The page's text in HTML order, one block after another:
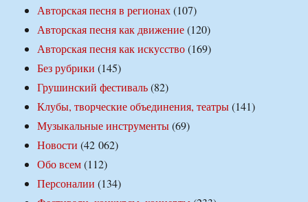
Авторская песня в регионах(107)
Авторская песня как движение(120)
Авторская песня как искусство(169)
Без рубрики (145)
Грушинский фестиваль(82)
Клубы, творческие объединения, театры(141)
Музыкальные инструменты(69)
Новости (42 062)
Обо всем(112)
Персоналии (134)